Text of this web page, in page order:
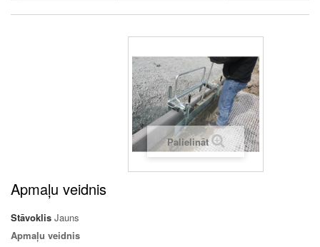
Palielināt
Apmaļu veidnis
Stāvoklis Jauns
Apmaļu veidnis